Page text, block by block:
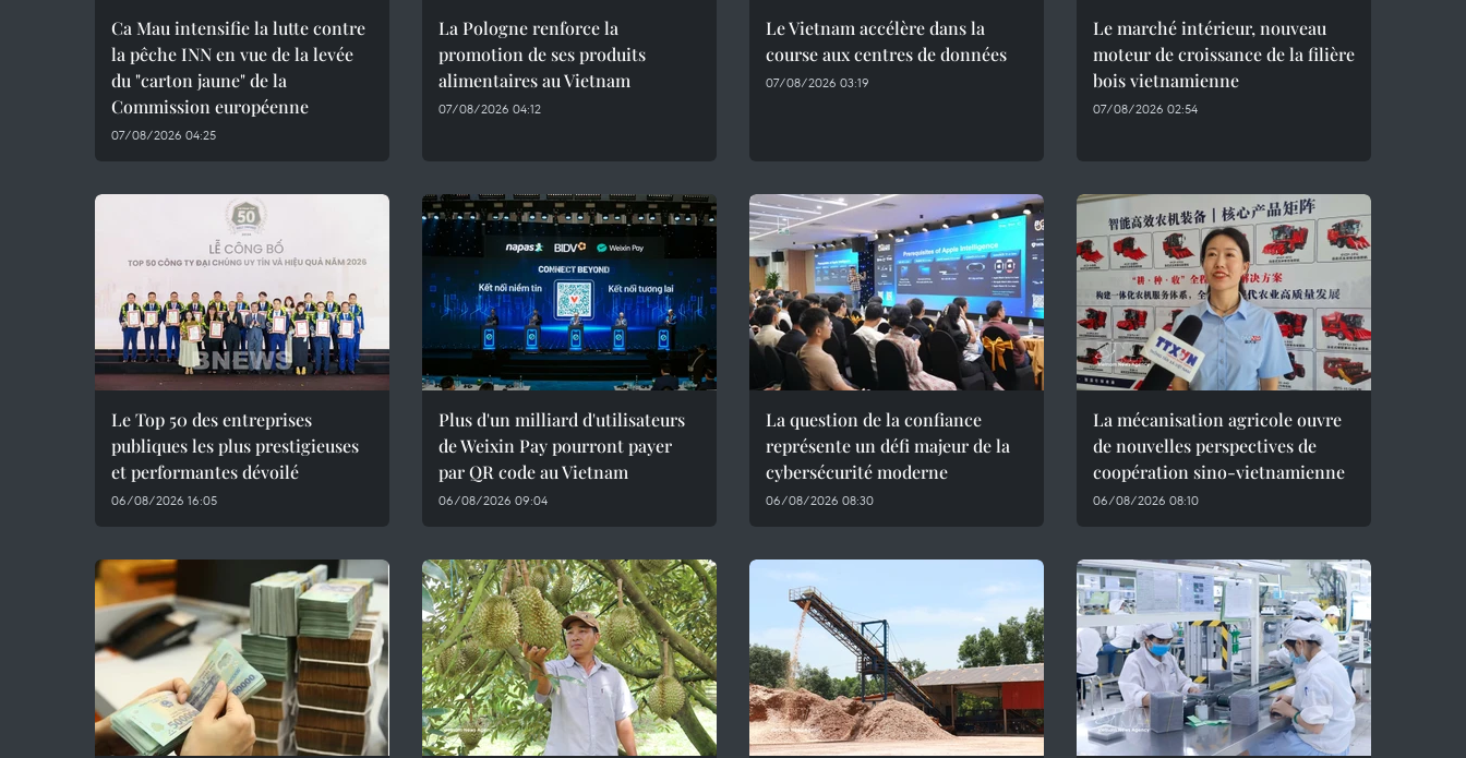
Ca Mau intensifie la lutte contre
la pêche INN en vue de la levée
du "carton jaune" de la
Commission européenne
07/08/2026 04:25
La Pologne renforce la
promotion de ses produits
alimentaires au Vietnam
07/08/2026 04:12
Le Vietnam accélère dans la
course aux centres de données
07/08/2026 03:19
Le marché intérieur, nouveau
moteur de croissance de la filière
bois vietnamienne
07/08/2026 02:54
Le Top 50 des entreprises
publiques les plus prestigieuses
et performantes dévoilé
06/08/2026 16:05
Plus d'un milliard d'utilisateurs
de Weixin Pay pourront payer
par QR code au Vietnam
06/08/2026 09:04
La question de la confiance
représente un défi majeur de la
cybersécurité moderne
06/08/2026 08:30
La mécanisation agricole ouvre
de nouvelles perspectives de
coopération sino-vietnamienne
06/08/2026 08:10